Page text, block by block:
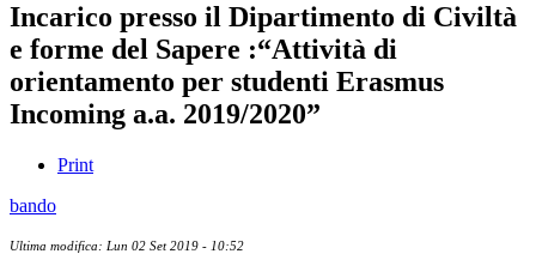
Incarico presso il Dipartimento di Civiltà
e forme del Sapere :“Attività di
orientamento per studenti Erasmus
Incoming a.a. 2019/2020”
Print
bando
Ultima modifica: Lun 02 Set 2019 - 10:52